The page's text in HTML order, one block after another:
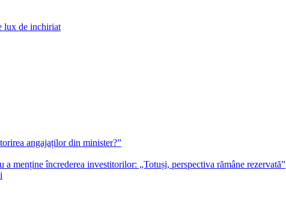
angajaților din minister?”
menține încrederea investitorilor: „Totuși, perspectiva rămâne rezervată”